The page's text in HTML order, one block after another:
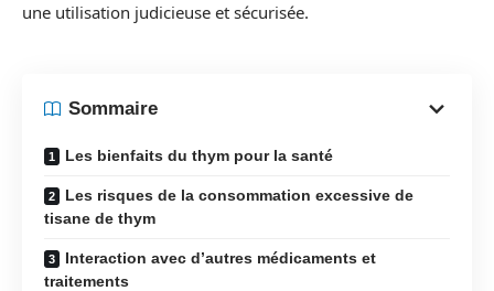
une utilisation judicieuse et sécurisée.
Sommaire
Les bienfaits du thym pour la santé
Les risques de la consommation excessive de
tisane de thym
Interaction avec d’autres médicaments et
traitements